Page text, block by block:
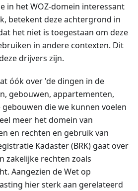
in het WOZ-domein interessant
betekent deze achtergrond in
het niet is toegestaan om deze
in andere contexten. Dit
drijvers zijn.
óók over 'de dingen in de
gebouwen, appartementen,
die we kunnen voelen
meer het domein van
en rechten en gebruik van
Kadaster (BRK) gaat over
zakelijke rechten zoals
Aangezien de Wet op
hier sterk aan gerelateerd